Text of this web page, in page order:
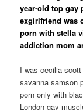
year-old top gay
exgirlfriend was
porn with stella
addiction mom
I was cecilia
savanna samson
porn only with
London gay